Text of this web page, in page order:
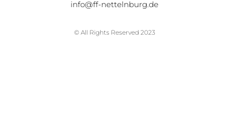
info@ff-nettelnburg.de
© All Rights Reserved 2023